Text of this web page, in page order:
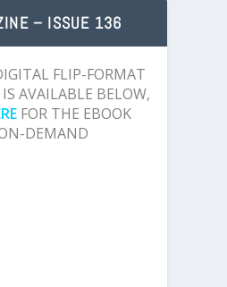
– ISSUE 136
FLIP-FORMAT
AVAILABLE BELOW,
FOR THE EBOOK
DEMAND